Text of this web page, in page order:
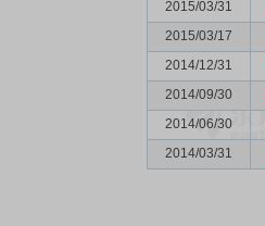
2015/03/31
2015/03/17
2014/12/31
2014/09/30
2014/06/30
2014/03/31